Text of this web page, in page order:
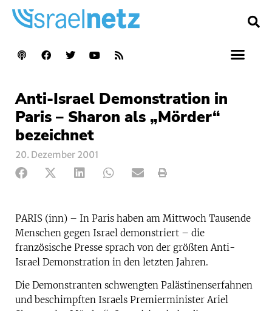
Anti-Israel Demonstration in
Paris – Sharon als „Mörder“
bezeichnet
20. Dezember 2001
PARIS (inn) – In Paris haben am Mittwoch Tausende
Menschen gegen Israel demonstriert – die
französische Presse sprach von der größten Anti-
Israel Demonstration in den letzten Jahren.
Die Demonstranten schwengten Palästinenserfahnen
und beschimpften Israels Premierminister Ariel